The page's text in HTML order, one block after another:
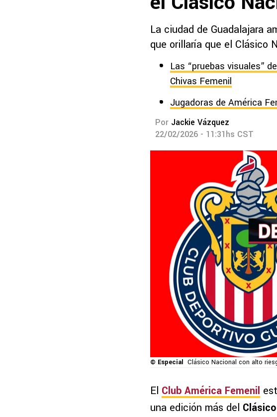
La ciudad de Guadalajara
que orillaría que el Clásico
Las “pruebas visuales”
Chivas Femenil
Jugadoras de América
Por Jackie Vázquez
22/02/2026 - 11:31hs CST
© Especial Clásico Nacional con alto
El Club América Femenil
una edición más del